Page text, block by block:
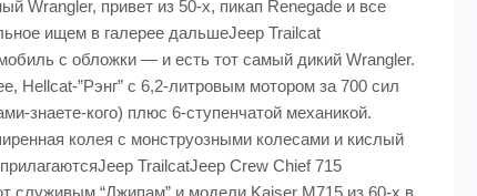
Wrangler, привет из 50-х, пикап Renegade и все
ищем в галерее дальшеJeep Trailcat
с обложки — и есть тот самый дикий Wrangler.
Hellcat-”Рэнг” с 6,2-литровым мотором за 700 сил
знаете-кого) плюс 6-ступенчатой механикой.
колея с монструозными колесами и кислый
TrailcatJeep Crew Chief 715